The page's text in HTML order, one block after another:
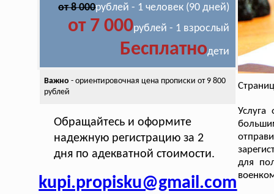
от 8 000рублей - 1 человек (90 дней)
от 7 000рублей - 1 взрослый
Бесплатнодети
Важно - ориентировочная цена прописки от 9 800
рублей
Обращайтесь и оформите
надежную регистрацию за 2
дня по адекватной стоимости.
kupi.propisku@gmail.com
для